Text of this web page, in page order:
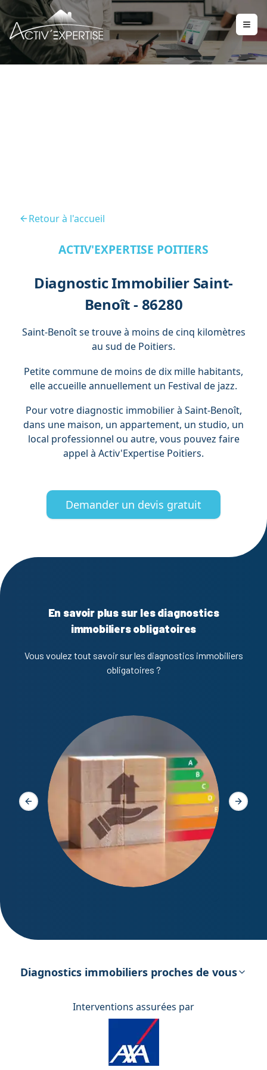
Retour à l'accueil
ACTIV'EXPERTISE POITIERS
Diagnostic Immobilier Saint-
Benoît - 86280
Saint-Benoît se trouve à moins de cinq kilomètres
au sud de Poitiers.
Petite commune de moins de dix mille habitants,
elle accueille annuellement un Festival de jazz.
Pour votre diagnostic immobilier à Saint-Benoît,
dans une maison, un appartement, un studio, un
local professionnel ou autre, vous pouvez faire
appel à Activ'Expertise Poitiers.
Demander un devis gratuit
En savoir plus sur les diagnostics
immobiliers obligatoires
Vous voulez tout savoir sur les diagnostics immobiliers
obligatoires ?
énergétique
Slide précédente Slide
Diagnostics immobiliers proches de vous
Interventions assurées par